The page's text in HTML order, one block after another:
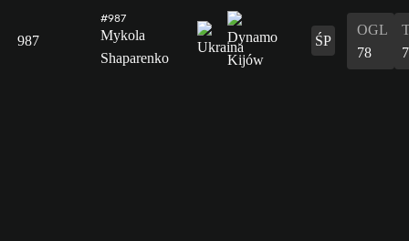
987
#987
Mykola
Shaparenko
ŚP
OGL
78